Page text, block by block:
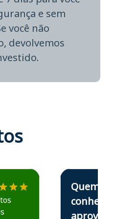
e sem
você não
devolvemos
o Aprova Concursos emEstudante Elais
Quem
conhece,
aprova